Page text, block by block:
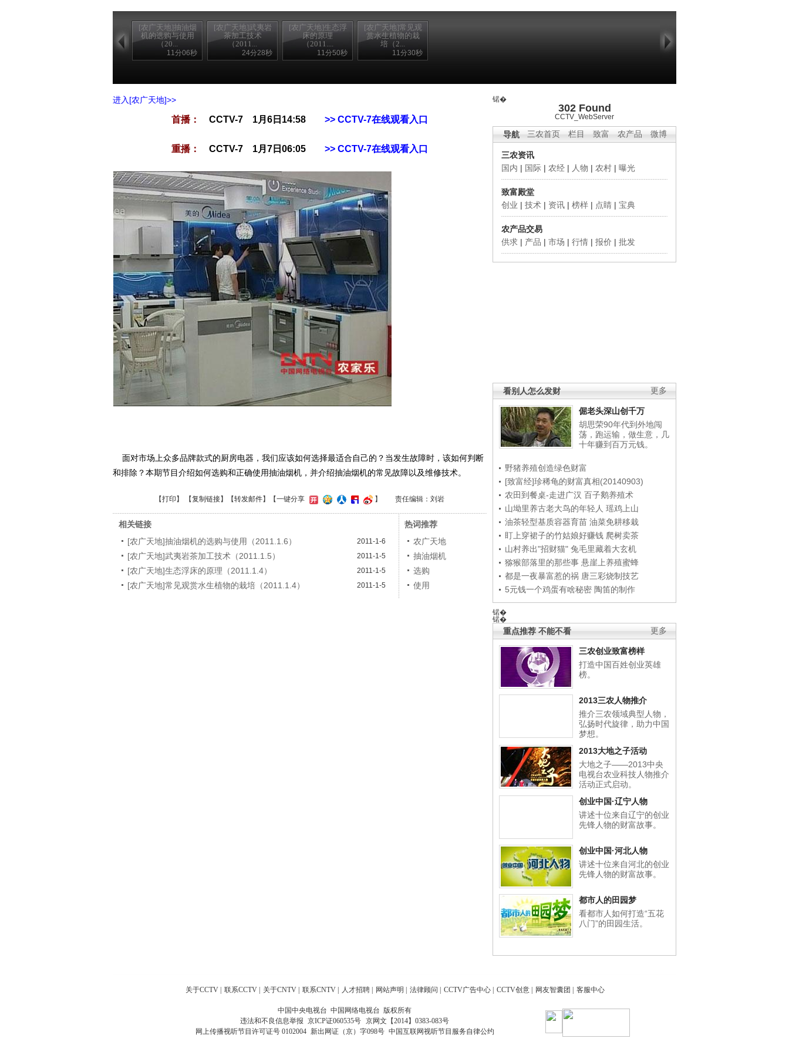
[农广天地]抽油烟
机的选购与使用
（20...
11分06秒
[农广天地]武夷岩
茶加工技术
（2011...
24分28秒
[农广天地]生态浮
床的原理
（2011....
11分50秒
[农广天地]常见观
赏水生植物的栽
培（2...
11分30秒
锘�
302 Found
CCTV_WebServer
三农首页 栏目 致富 农产品 微博
导航
三农资讯
国内 | 国际 | 农经 | 人物 | 农村 | 曝光
致富殿堂
创业 | 技术 | 资讯 | 榜样 | 点睛 | 宝典
农产品交易
供求 | 产品 | 市场 | 行情 | 报价 | 批发
更多
看别人怎么发财
倔老头深山创千万
胡思荣90年代到外地闯
荡，跑运输，做生意，几
十年赚到百万元钱。
野猪养殖创造绿色财富
[致富经]珍稀龟的财富真相(20140903)
农田到餐桌-走进广汉 百子鹅养殖术
山坳里养古老大鸟的年轻人 瑶鸡上山
油茶轻型基质容器育苗 油菜免耕移栽
盯上穿裙子的竹姑娘好赚钱 爬树卖茶
山村养出"招财猫" 兔毛里藏着大玄机
猕猴部落里的那些事 悬崖上养殖蜜蜂
都是一夜暴富惹的祸 唐三彩烧制技艺
5元钱一个鸡蛋有啥秘密 陶笛的制作
锘�
锘�
更多
重点推荐 不能不看
三农创业致富榜样
打造中国百姓创业英雄
榜。
2013三农人物推介
推介三农领域典型人物，
弘扬时代旋律，助力中国
梦想。
2013大地之子活动
大地之子——2013中央
电视台农业科技人物推介
活动正式启动。
创业中国·辽宁人物
讲述十位来自辽宁的创业
先锋人物的财富故事。
创业中国·河北人物
讲述十位来自河北的创业
先锋人物的财富故事。
都市人的田园梦
看都市人如何打造“五花
八门”的田园生活。
进入[农广天地]>>
首播： CCTV-7 1月6日14:58 >> CCTV-7在线观看入口
重播： CCTV-7 1月7日06:05 >> CCTV-7在线观看入口
面对市场上众多品牌款式的厨房电器，我们应该如何选择最适合自己的？当发生故障时，该如何判断
和排除？本期节目介绍如何选购和正确使用抽油烟机，并介绍抽油烟机的常见故障以及维修技术。
【打印 】 【复制链接】【转发邮件】 【一键分享 】 责任编辑：刘岩
相关链接
[农广天地]抽油烟机的选购与使用（2011.1.6）
2011-1-6
[农广天地]武夷岩茶加工技术（2011.1.5） 2011-1-5
[农广天地]生态浮床的原理（2011.1.4） 2011-1-5
[农广天地]常见观赏水生植物的栽培（2011.1.4） 2011-1-5
热词推荐
农广天地
抽油烟机
选购
使用
关于CCTV 联系CCTV 关于CNTV 联系CNTV 人才招聘 网站声明 法律顾问 CCTV广告中心 CCTV创意 网友智囊团 客服中心
中国中央电视台 中国网络电视台 版权所有
违法和不良信息举报 京ICP证060535号
京网文【2014】0383-083号
网上传播视听节目许可证号 0102004 新出网证（京）字098号 中国互联网视听节目服务自律公约